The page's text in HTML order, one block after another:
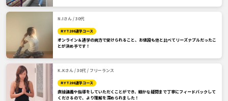
N.Iさん / 30代
RYT200通学コース
オンライン＆通学の両方で受けられること、お値段も他と比べてリーズナブルだったこ
とが決め手です！
K.Kさん / 30代 / フリーランス
RYT200通学コース
直接講義や指導をしていただくことができ、細かな疑問まで丁寧にフィードバックして
くださるので、より理解を深められました！